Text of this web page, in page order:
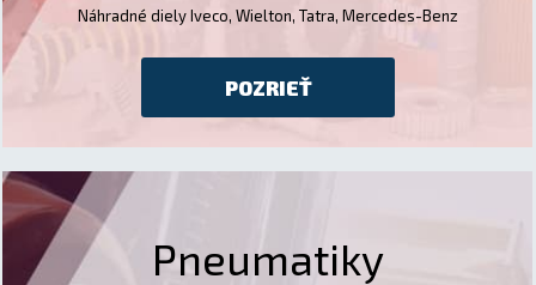
Náhradné diely Iveco, Wielton, Tatra, Mercedes-Benz
POZRIEŤ
Pneumatiky